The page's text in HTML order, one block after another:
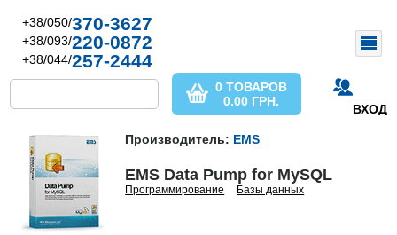
+38/050/370-3627
+38/093/220-0872
+38/044/257-2444
ВХОД
0 ТОВАРОВ
0.00 ГРН.
Производитель: EMS
EMS Data Pump for MySQL
Программирование Базы данных